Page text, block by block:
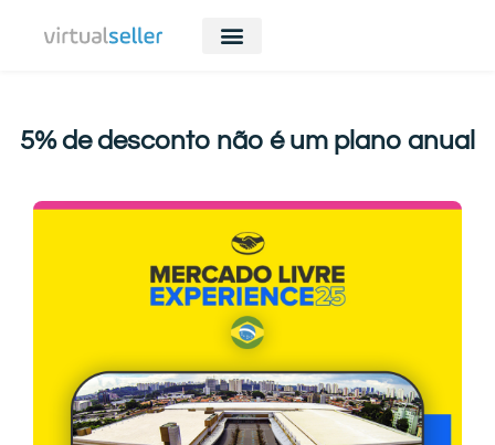
5% de desconto não é um plano anual